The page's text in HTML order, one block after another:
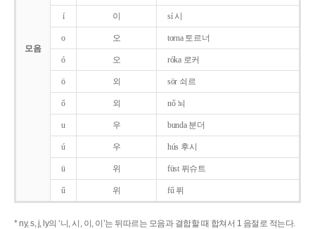
모음
í 이 sí 시
o 오 torna 토르너
ó 오 róka 로커
ö 외 sör 쇠르
ő 외 nő 뇌
u 우 bunda 분더
ú 우 hús 후시
ü 위 füst 퓌슈트
ű 위 fű 퓌
* ny, s, j, ly의 ‘니, 시, 이, 이’는 뒤따르는 모음과 결합할 때 합쳐서 1 음절로 적는다.